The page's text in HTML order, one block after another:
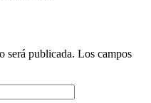
será publicada. Los campos